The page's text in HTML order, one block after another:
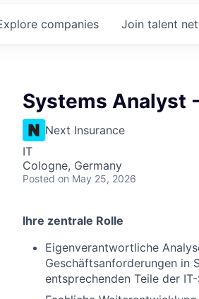
companies Join talent
Systems Analyst
Next Insurance
IT
Cologne, Germany
Posted on May 25, 2026
Ihre zentrale Rolle
Eigenverantwortliche
Geschäftsanforderungen in
entsprechenden Teile der